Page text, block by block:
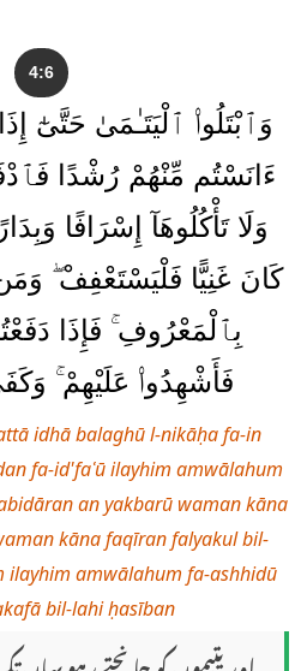
4:6
وَٱبْتَلُوا۟ ٱلْيَتَـٰمَىٰ حَتَّىٰٓ
ءَانَسْتُم مِّنْهُمْ رُشْدًا
وَلَا تَأْكُلُوهَآ إِسْرَافًا
كَانَ غَنِيًّا فَلْيَسْتَعْفِفْ
بِٱلْمَعْرُوفِ ۚ فَإِذَا
فَأَشْهِدُوا۟ عَلَيْهِمْ
idhā balaghū l-nikāḥa fa-in
fa-id'faʿū ilayhim amwālahum
an yakbarū waman kāna
kāna faqīran falyakul bil-
ilayhim amwālahum fa-ashhidū
bil-lahi ḥasīban